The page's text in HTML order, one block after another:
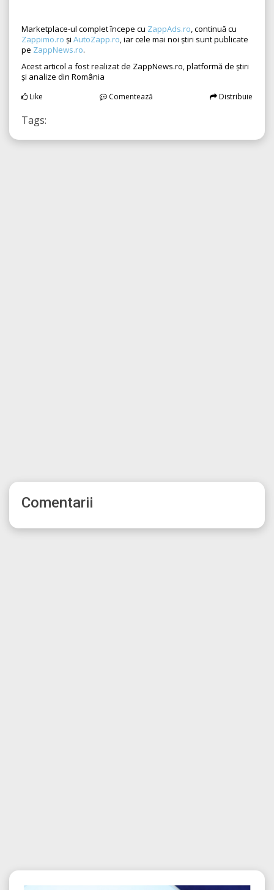
Marketplace-ul complet începe cu ZappAds.ro, continuă cu
Zappimo.ro și AutoZapp.ro, iar cele mai noi știri sunt publicate
pe ZappNews.ro.
Acest articol a fost realizat de ZappNews.ro, platformă de știri
și analize din România
Like Comentează Distribuie
Tags:
Comentarii